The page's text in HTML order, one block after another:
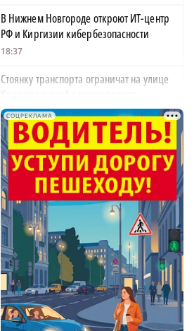
В Нижнем Новгороде откроют ИТ-центр
РФ и Киргизии кибербезопасности
18:37
Стоянку транспорта ограничат на улице
Красносельской с конца августа
18:37
Волонтеры обнаружили заброшенный
дом, в котором живет около 20 собак и
щенков
18:02
В Нижегородской области наградили
более 40 организаций к Дню строителя
17:57
Садыр Жапаров и Глеб Никитин провели
рабочую встречу в Киргизии
17:38
СОЦРЕКЛАМА